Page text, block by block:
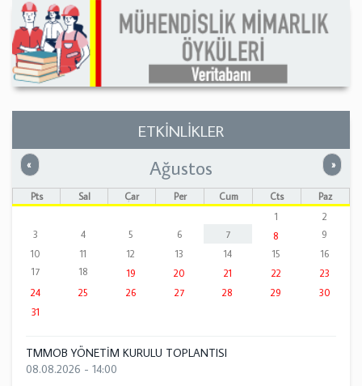
ETKİNLİKLER
« Önceki »
Ağustos
Pts Sal Çar Per Cum Cts
Paz
1
2
3
4 5 6 7 8
9
10
11 12 13 14 15
16
17
18 19 20 21 22
23
24
25 26 27 28 29
30
31
TMMOB YÖNETİM KURULU TOPLANTISI
08.08.2026 - 14:00